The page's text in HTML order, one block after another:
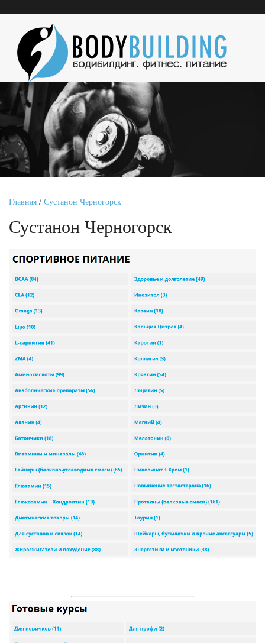
Главная / Сустанон Черногорск
Сустанон Черногорск